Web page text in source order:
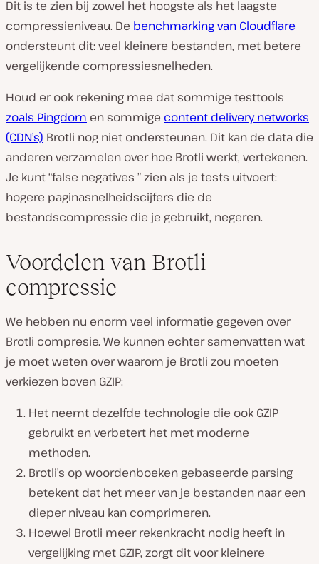
Dit is te zien bij zowel het hoogste als het laagste
compressieniveau. De benchmarking van Cloudflare
ondersteunt dit: veel kleinere bestanden, met betere
vergelijkende compressiesnelheden.
Houd er ook rekening mee dat sommige testtools
zoals Pingdom en sommige content delivery networks
(CDN’s) Brotli nog niet ondersteunen. Dit kan de data die
anderen verzamelen over hoe Brotli werkt, vertekenen.
Je kunt “false negatives ” zien als je tests uitvoert:
hogere paginasnelheidscijfers die de
bestandscompressie die je gebruikt, negeren.
Voordelen van Brotli
compressie
We hebben nu enorm veel informatie gegeven over
Brotli compresie. We kunnen echter samenvatten wat
je moet weten over waarom je Brotli zou moeten
verkiezen boven GZIP:
Het neemt dezelfde technologie die ook GZIP
gebruikt en verbetert het met moderne
methoden.
Brotli’s op woordenboeken gebaseerde parsing
betekent dat het meer van je bestanden naar een
dieper niveau kan comprimeren.
Hoewel Brotli meer rekenkracht nodig heeft in
vergelijking met GZIP, zorgt dit voor kleinere